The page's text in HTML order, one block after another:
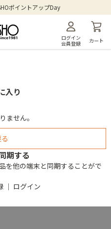
ポイントアップDay
ログイン
会員登録
カート
入り
ません。
期する
を他の端末と同期することがで
｜ ログイン